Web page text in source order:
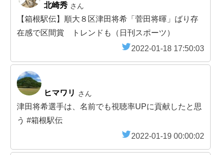
北崎秀 さん
【箱根駅伝】順大８区津田将希「菅田将暉」ばり存
在感で区間賞 トレンドも（日刊スポーツ）
2022-01-18 17:50:03
ヒマワリ さん
津田将希選手は、名前でも視聴率UPに貢献したと思
う #箱根駅伝
2022-01-19 00:00:02